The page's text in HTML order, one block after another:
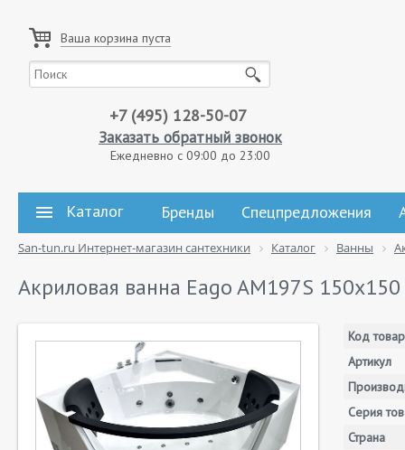
Ваша корзина пуста
+7 (495) 128-50-07
Заказать обратный звонок
Ежедневно с 09:00 до 23:00
Каталог Бренды Спецпредложения
San-tun.ru Интернет-магазин сантехники Каталог Ванны
Акриловая ванна Eago AM197S 150х150
Код
Артикул
Серия
Страна